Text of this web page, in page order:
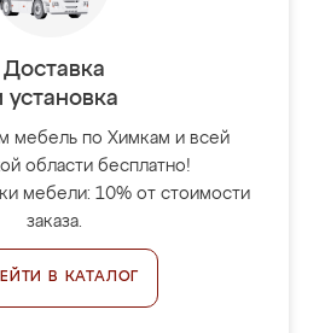
Доставка
установка
мебель по Химкам и всей
области бесплатно!
мебели: 10% от стоимости
заказа.
В КАТАЛОГ